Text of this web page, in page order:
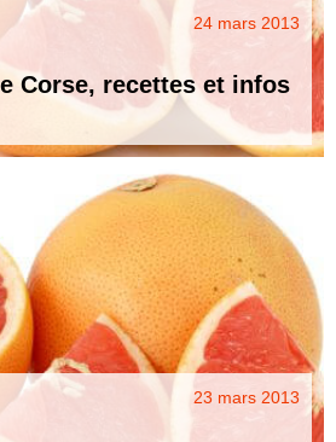
24 mars 2013
Corse, recettes et infos
23 mars 2013